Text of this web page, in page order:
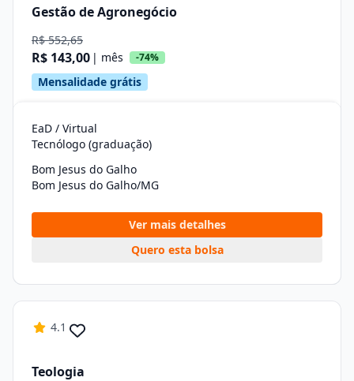
Gestão de Agronegócio
R$ 552,65
R$ 143,00 | mês -74%
Mensalidade grátis
EaD / Virtual
Tecnólogo (graduação)
Bom Jesus do Galho
Bom Jesus do Galho/MG
Ver mais detalhes
Quero esta bolsa
4.1
Teologia